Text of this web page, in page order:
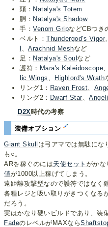
頭： Natalya's Totem
胴： Natalya's Shadow
手：Venom GripなどCBつき
ベルト：Thundergod's Vigor、
l
、Arachnid Meshなど
足： Natalya's Soulなど
護符： Mara's Kaleidoscope
lic Wings
Highlord's Wrath
リング1： Raven Frost
リング2： Dwarf Star、
D2X時代の考察
装備オプション
Giant Skull は弓アマでは無駄にな
も○。
ARを稼ぐのには天使セット がかな
値が1000以上稼げてしまう。
遠距離攻撃型なので護符ではなく
各種レジと吸い取りがきつくなる
だろう。
実はかなり硬いビルドであり、装
FadeのレベルがMAXなら